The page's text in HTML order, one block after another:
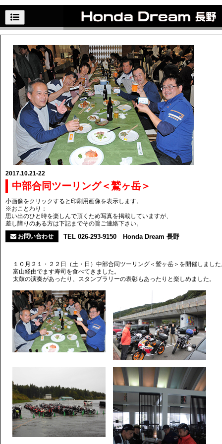
2017.10.21-22
中部合同ツーリング＜鷲ヶ岳＞
小画像をクリックすると印刷用画像を表示します。
※おことわり：
思い出のひと時を楽しんで頂くため写真を掲載していますが、
差し障りのある方は下記までその旨ご連絡下さい。
お問い合わせ
TEL 026-293-9150 Honda Dream 長野
１０月２１・２２日（土・日）中部合同ツーリング＜鷲ヶ岳＞を開催しまし
富山経由でます寿司を食べてきました。
太鼓の演奏があったり、スタンプラリーの表彰もあったりと楽しめました。